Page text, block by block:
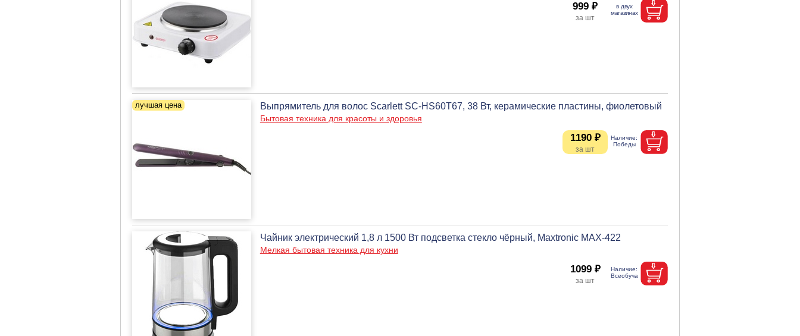
999 ₽
Выпрямитель для волос Scarlett SC-HS60T67, 38 Вт, керамические пластины, фиолетовый
Бытовая техника для красоты и здоровья
1190 ₽
Чайник электрический 1,8 л 1500 Вт подсветка стекло чёрный, Maxtronic MAX-422
Мелкая бытовая техника для кухни
1099 ₽